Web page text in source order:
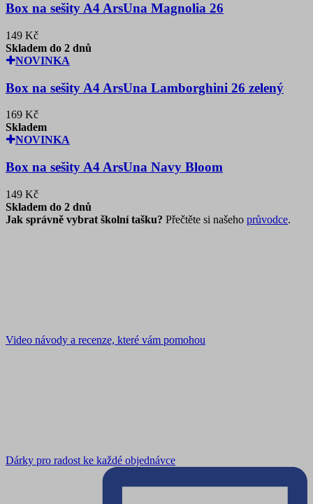
Box na sešity A4 ArsUna Magnolia 26
149 Kč
Skladem do 2 dnů
NOVINKA
Box na sešity A4 ArsUna Lamborghini 26 zelený
169 Kč
Skladem
NOVINKA
Box na sešity A4 ArsUna Navy Bloom
149 Kč
Skladem do 2 dnů
Jak správně vybrat školní tašku? Přečtěte si našeho průvodce.
Video návody a recenze, které vám pomohou
Dárky pro radost ke každé objednávce